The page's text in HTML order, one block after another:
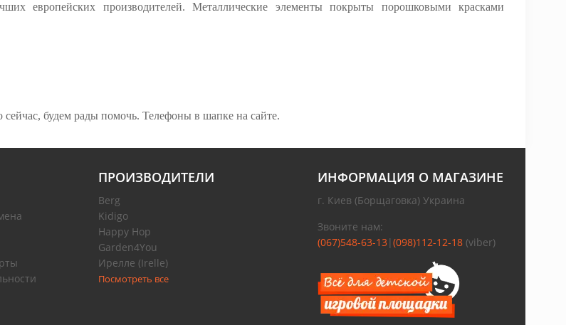
европейских производителей. Металлические элементы покрыты порошковыми красками
будем рады помочь. Телефоны в шапке на сайте.
ПРОИЗВОДИТЕЛИ
Berg
Kidigo
Happy Hop
Garden4You
Ирелле (Irelle)
Посмотреть все
ИНФОРМАЦИЯ О МАГАЗИНЕ
г. Киев (Борщаговка) Украина
Звоните нам:
(067)548-63-13| (098)112-12-18(viber)